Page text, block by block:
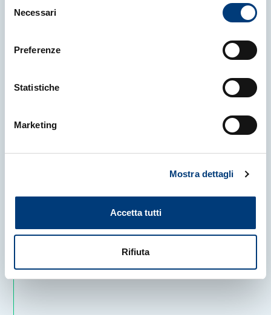
delNecessari
Preferenze
Statistiche
Marketing
Mostra dettagli
Accetta tutti
Rifiuta
L'Ateneo sbarca in Giappone, crea
fino a 30mila euro di Isee.
Università degli Studi di Udine